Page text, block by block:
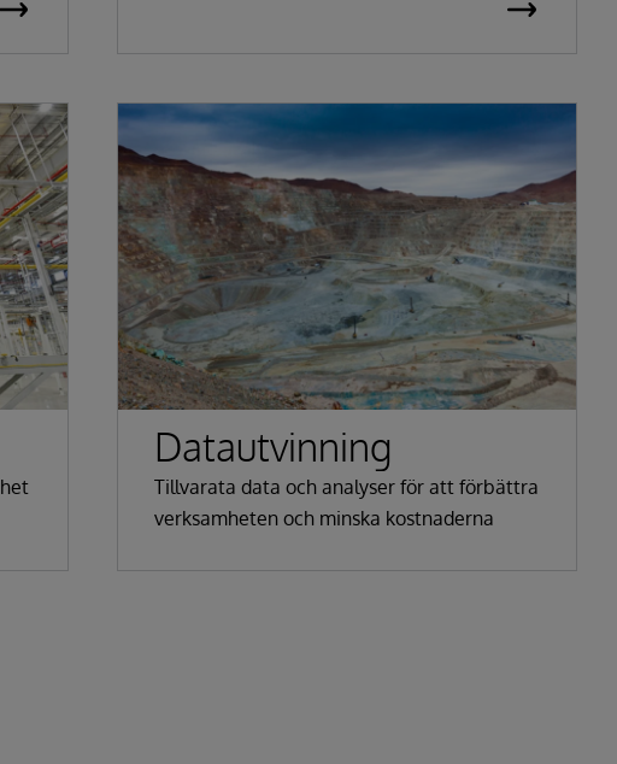
Datautvinning
Tillvarata data och analyser för att förbättra
verksamheten och minska kostnaderna